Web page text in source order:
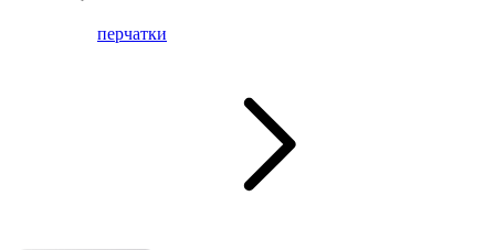
перчатки